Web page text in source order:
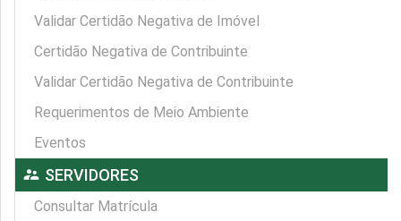
Validar Certidão Negativa de Imóvel
Certidão Negativa de Contribuinte
Validar Certidão Negativa de Contribuinte
Requerimentos de Meio Ambiente
Eventos
supervisor_account SERVIDORES
Consultar Matrícula